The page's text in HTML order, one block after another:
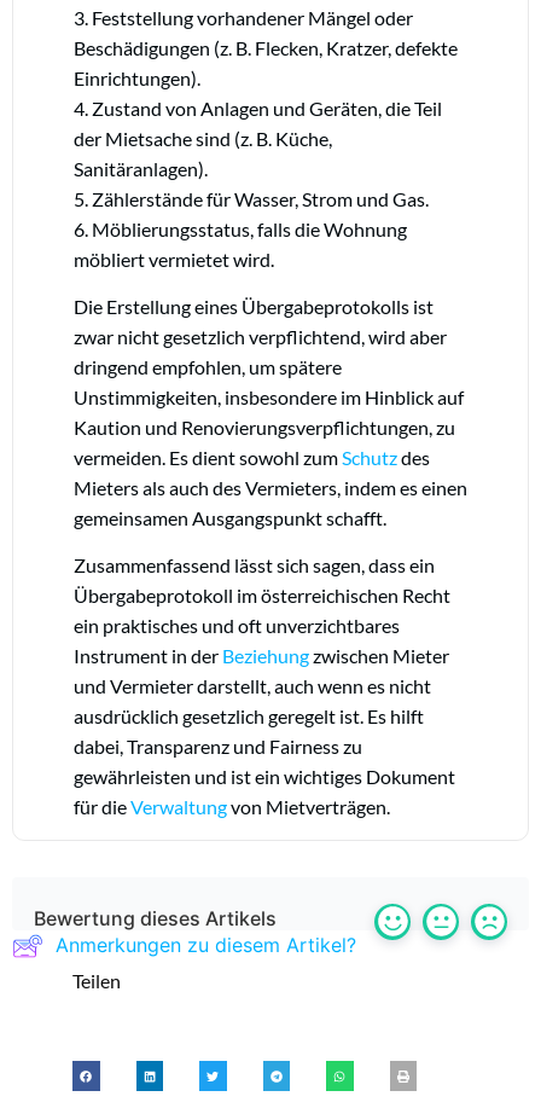
3. Feststellung vorhandener Mängel oder
Beschädigungen (z. B. Flecken, Kratzer, defekte
Einrichtungen).
4. Zustand von Anlagen und Geräten, die Teil
der Mietsache sind (z. B. Küche,
Sanitäranlagen).
5. Zählerstände für Wasser, Strom und Gas.
6. Möblierungsstatus, falls die Wohnung
möbliert vermietet wird.
Die Erstellung eines Übergabeprotokolls ist
zwar nicht gesetzlich verpflichtend, wird aber
dringend empfohlen, um spätere
Unstimmigkeiten, insbesondere im Hinblick auf
Kaution und Renovierungsverpflichtungen, zu
vermeiden. Es dient sowohl zumSchutzdes
Mieters als auch des Vermieters, indem es einen
gemeinsamen Ausgangspunkt schafft.
Zusammenfassend lässt sich sagen, dass ein
Übergabeprotokoll im österreichischen Recht
ein praktisches und oft unverzichtbares
Instrument in der Beziehungzwischen Mieter
und Vermieter darstellt, auch wenn es nicht
ausdrücklich gesetzlich geregelt ist. Es hilft
dabei, Transparenz und Fairness zu
gewährleisten und ist ein wichtiges Dokument
für dieVerwaltungvon Mietverträgen.
Bewertung dieses Artikels
Anmerkungen zu diesem Artikel?
Teilen